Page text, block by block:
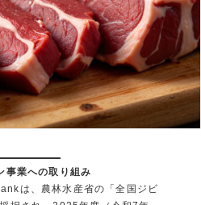
事業への取り組み
は、農林水産省の「全国ジビ